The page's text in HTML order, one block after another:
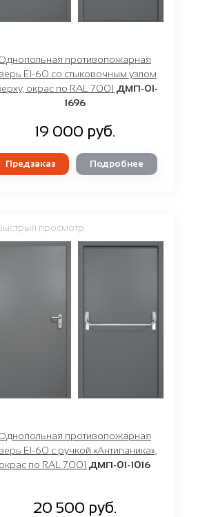
противопожарная
EI-60 со стыковочным узлом
окрас по RAL 7001 ДМП-01-
1696
19 000 руб.
Предзаказ Подробнее
просмотр
противопожарная
EI-60 с ручкой «Антипаника»,
окрас по RAL 7001 ДМП-01-1016
20 500 руб.